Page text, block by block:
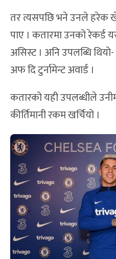
तर त्यसपछि भने उनले हरेक
पाए । कतारमा उनको रेकर्ड
असिस्ट । अनि उपलब्धि
अफ दि टुर्नामेन्ट अवार्ड ।
कतारको यही उपलब्धीले
कीर्तिमानी रकम खर्चियो ।